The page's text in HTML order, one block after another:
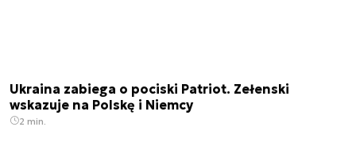
Ukraina zabiega o pociski Patriot. Zełenski
wskazuje na Polskę i Niemcy
2 min.